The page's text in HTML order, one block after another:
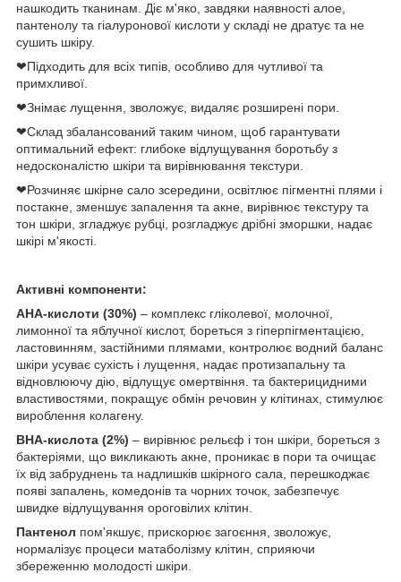
нашкодить тканинам. Діє м'яко, завдяки наявності алое,
пантенолу та гіалуронової кислоти у складі не дратує та не
сушить шкіру.
❤Підходить для всіх типів, особливо для чутливої ​​та
примхливої.
❤Знімає лущення, зволожує, видаляє розширені пори.
❤Склад збалансований таким чином, щоб гарантувати
оптимальний ефект: глибоке відлущування боротьбу з
недосконалістю шкіри та вирівнювання текстури.
❤Розчиняє шкірне сало зсередини, освітлює пігментні плями і
постакне, зменшує запалення та акне, вирівнює текстуру та
тон шкіри, згладжує рубці, розгладжує дрібні зморшки, надає
шкірі м'якості.
Активні компоненти:
АНА-кислоти (30%) – комплекс гліколевої, молочної,
лимонної та яблучної кислот, бореться з гіперпігментацією,
ластовинням, застійними плямами, контролює водний баланс
шкіри усуває сухість і лущення, надає протизапальну та
відновлюючу дію, відлущує омертвіння. та бактерицидними
властивостями, покращує обмін речовин у клітинах, стимулює
вироблення колагену.
ВНА-кислота (2%) – вирівнює рельєф і тон шкіри, бореться з
бактеріями, що викликають акне, проникає в пори та очищає
їх від забруднень та надлишків шкірного сала, перешкоджає
появі запалень, комедонів та чорних точок, забезпечує
швидке відлущування ороговілих клітин.
Пантенол пом'якшує, прискорює загоєння, зволожує,
нормалізує процеси матаболізму клітин, сприяючи
збереженню молодості шкіри.